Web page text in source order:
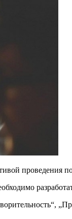
проведения